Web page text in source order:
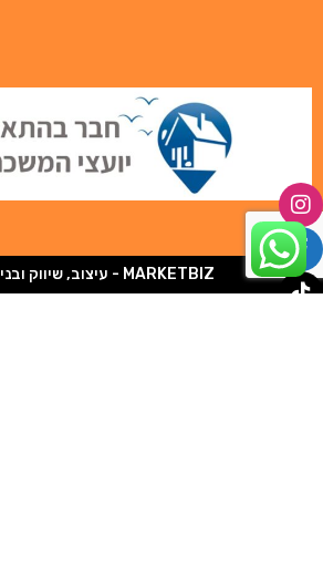
MARKETBIZ - עיצוב, שיווק ובניית אתרים